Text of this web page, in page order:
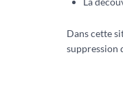
Dans cette
suppression